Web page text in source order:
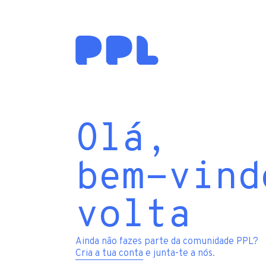
Olá,
bem-
volta
Ainda não fazes parte da comunidade PPL?
Cria a tua conta e junta-te a nós.